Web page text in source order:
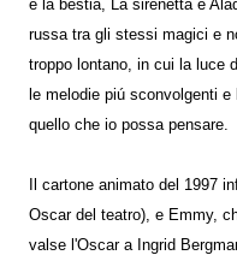
e la bestia, La sirenetta e
russa tra gli stessi magici e
troppo lontano, in cui la luce
le melodie piú sconvolgenti
quello che io possa pensare.
Il cartone animato del 1997
Oscar del teatro), e Emmy,
valse l'Oscar a Ingrid